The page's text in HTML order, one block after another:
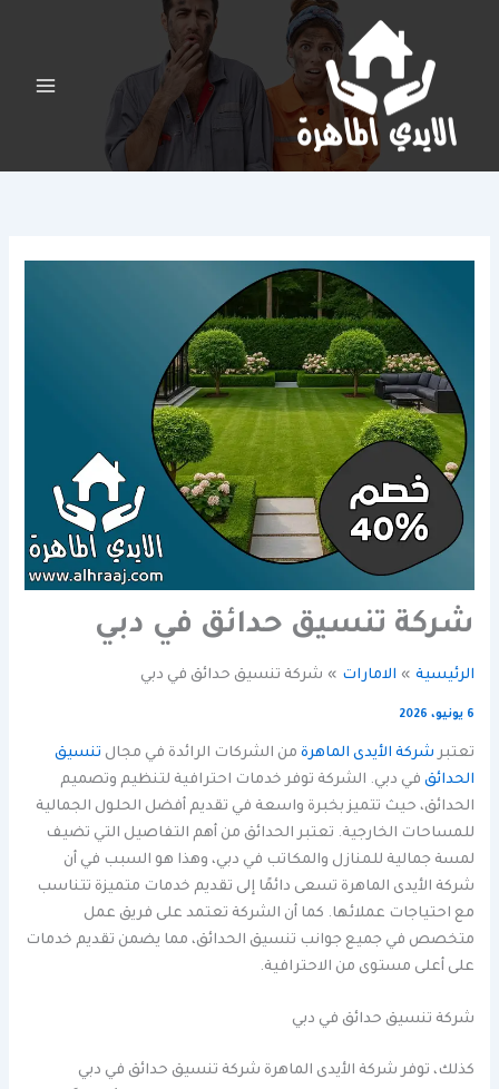
شركة تنسيق حدائق في دبي
الرئيسية الامارات شركة تنسيق حدائق في دبي
6 يونيو، 2026
تعتبر شركة الأيدى الماهرة من الشركات الرائدة في مجال تنسيق
الحدائق في دبي. الشركة توفر خدمات احترافية لتنظيم وتصميم
الحدائق، حيث تتميز بخبرة واسعة في تقديم أفضل الحلول الجمالية
للمساحات الخارجية. تعتبر الحدائق من أهم التفاصيل التي تضيف
لمسة جمالية للمنازل والمكاتب في دبي، وهذا هو السبب في أن
شركة الأيدى الماهرة تسعى دائمًا إلى تقديم خدمات متميزة تتناسب
مع احتياجات عملائها. كما أن الشركة تعتمد على فريق عمل
متخصص في جميع جوانب تنسيق الحدائق، مما يضمن تقديم خدمات
على أعلى مستوى من الاحترافية.
شركة تنسيق حدائق في دبي
كذلك، توفر شركة الأيدى الماهرة شركة تنسيق حدائق في دبي